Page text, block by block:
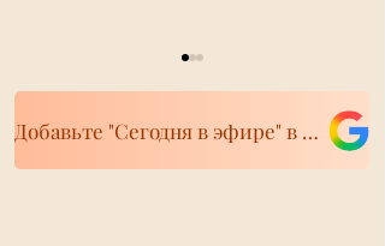
Добавьте "Сегодня в эфире" в свои источники